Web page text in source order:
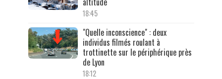
18:45
"Quelle inconscience" : deux
individus filmés roulant à
trottinette sur le périphérique près
de Lyon
18:12